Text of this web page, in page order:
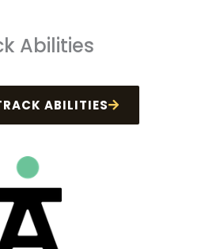
Abilities
ABILITIES